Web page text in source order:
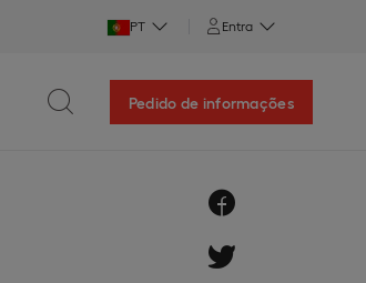
PT Entra
Pedido de informações